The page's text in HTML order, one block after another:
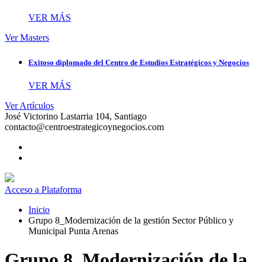
VER MÁS
Ver Masters
Exitoso diplomado del Centro de Estudios Estratégicos y Negocios
VER MÁS
Ver Artículos
José Victorino Lastarria 104, Santiago
contacto@centroestrategicoynegocios.com
Acceso a Plataforma
Inicio
Grupo 8_Modernización de la gestión Sector Público y
Municipal Punta Arenas